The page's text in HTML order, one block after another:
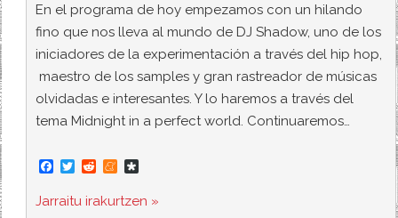
En el programa de hoy empezamos con un hilando
fino que nos lleva al mundo de DJ Shadow, uno de los
iniciadores de la experimentación a través del hip hop,
maestro de los samples y gran rastreador de músicas
olvidadas e interesantes. Y lo haremos a través del
tema Midnight in a perfect world. Continuaremos…
F
c
e
T
i
t
R
d
d
M
n
e
a
s
Jarraitu irakurtzen »